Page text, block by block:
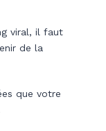
viral, il faut
de la
que votre